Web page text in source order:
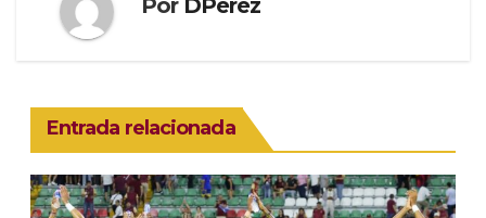
Entrada relacionada